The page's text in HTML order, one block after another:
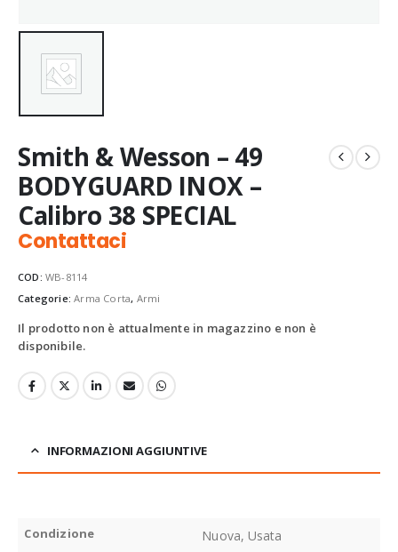
Smith & Wesson – 49
BODYGUARD INOX –
Calibro 38 SPECIAL
Contattaci
COD: WB-8114
Categorie:Arma Corta, Armi
Il prodotto non è attualmente in magazzino e non è
disponibile.
INFORMAZIONI AGGIUNTIVE
Condizione Nuova, Usata